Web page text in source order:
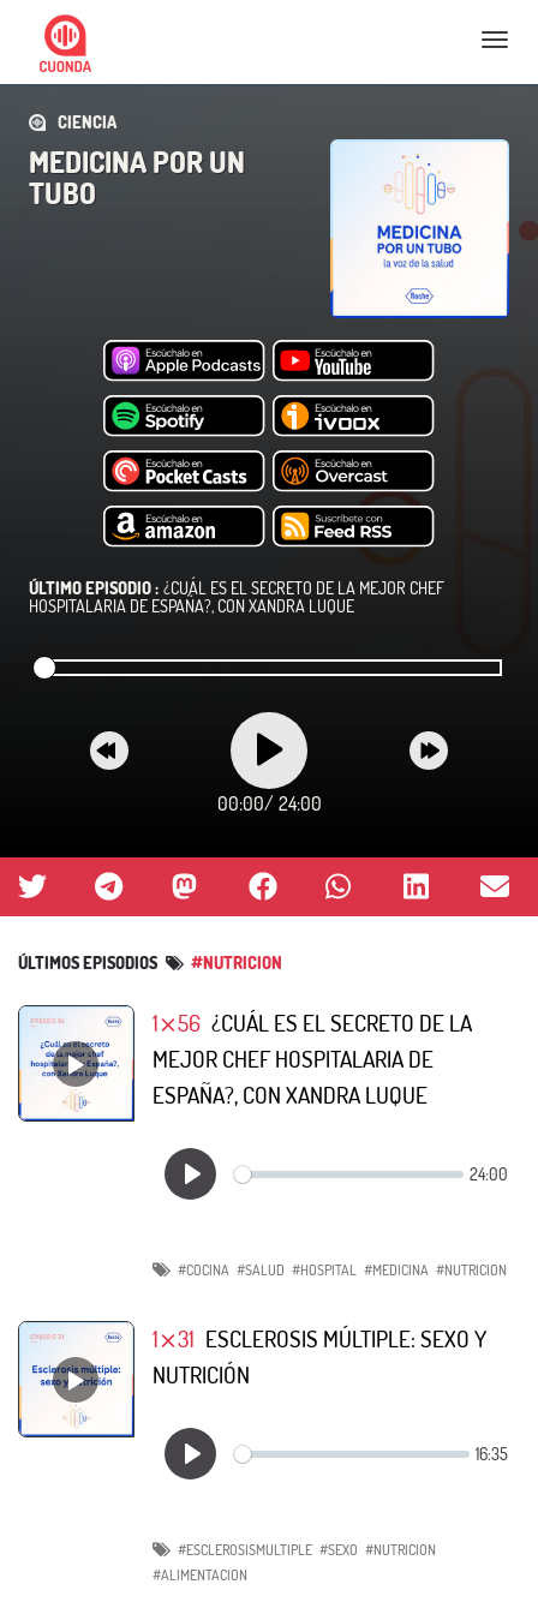
Nav
CIENCIA
MEDICINA POR UN
TUBO
ÚLTIMO EPISODIO : ¿CUÁL ES EL SECRETO DE LA MEJOR CHEF
HOSPITALARIA DE ESPAÑA?, CON XANDRA LUQUE
00:00/ 24:00
ÚLTIMOS EPISODIOS #NUTRICION
1⨯56 ¿CUÁL ES EL SECRETO DE LA
MEJOR CHEF HOSPITALARIA DE
ESPAÑA?, CON XANDRA LUQUE
#COCINA #SALUD #HOSPITAL #MEDICINA #NUTRICION
1⨯31 ESCLEROSIS MÚLTIPLE: SEXO Y
NUTRICIÓN
#ESCLEROSISMULTIPLE #SEXO #NUTRICION
#ALIMENTACION